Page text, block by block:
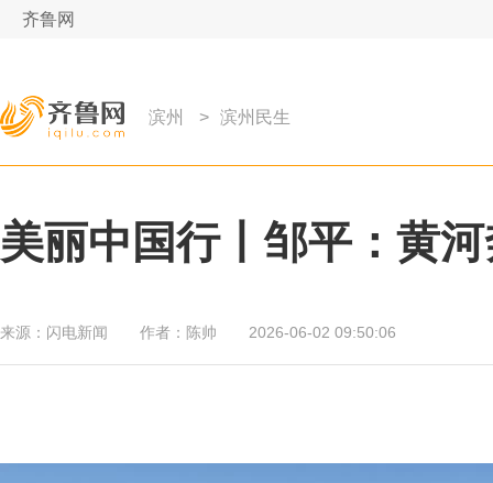
齐鲁网
滨州 > 滨州民生
美丽中国行丨邹平：黄
来源： 闪电新闻 作者： 陈帅 2026-06-02 09:50:06